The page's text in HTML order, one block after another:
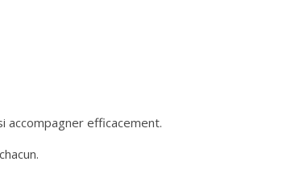
accompagner efficacement.